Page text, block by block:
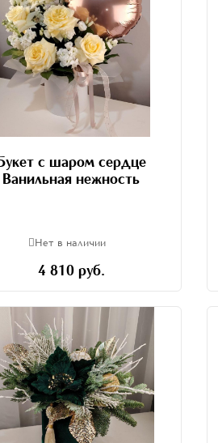
с шаром сердце
Ванильная нежность
Нет в наличии
4 810 руб.